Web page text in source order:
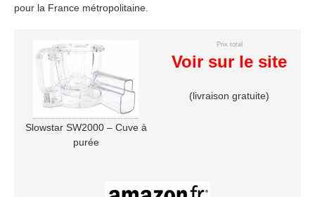
pour la France métropolitaine.
Slowstar SW2000 – Cuve à
purée
Prix total
Voir sur le site
(livraison gratuite)